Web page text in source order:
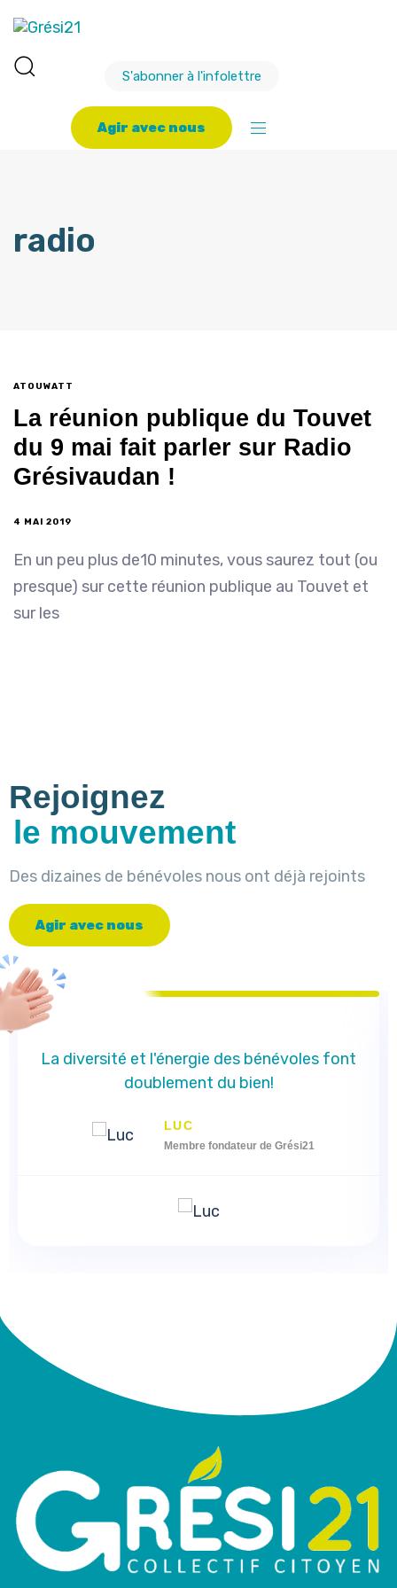
S'abonner à l'infolettre
Agir avec nous
radio
ATOUWATT
La réunion publique du Touvet
du 9 mai fait parler sur Radio
Grésivaudan !
4 MAI 2019
En un peu plus de10 minutes, vous saurez tout (ou
presque) sur cette réunion publique au Touvet et
sur les
Rejoignez
le mouvement
Des dizaines de bénévoles nous ont déjà rejoints
Agir avec nous
La diversité et l'énergie des bénévoles font
doublement du bien!
LUC
Membre fondateur de Grési21